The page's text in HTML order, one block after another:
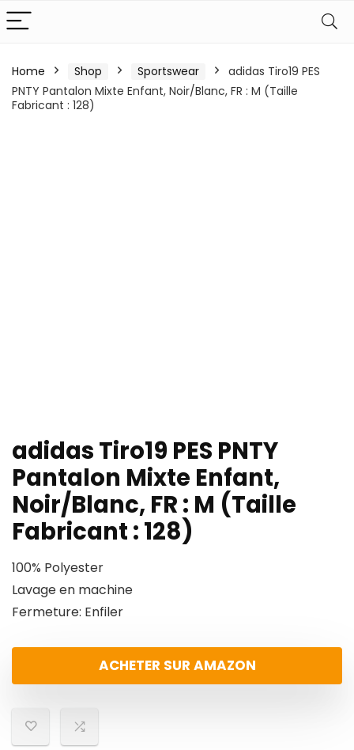
Home Shop Sportswear
adidas Tiro19 PES
PNTY Pantalon Mixte Enfant, Noir/Blanc, FR : M (Taille
Fabricant : 128)
adidas Tiro19 PES PNTY
Pantalon Mixte Enfant,
Noir/Blanc, FR : M (Taille
Fabricant : 128)
100% Polyester
Lavage en machine
Fermeture: Enfiler
ACHETER SUR AMAZON